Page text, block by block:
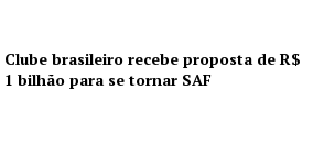
Clube brasileiro recebe proposta de R$
1 bilhão para se tornar SAF